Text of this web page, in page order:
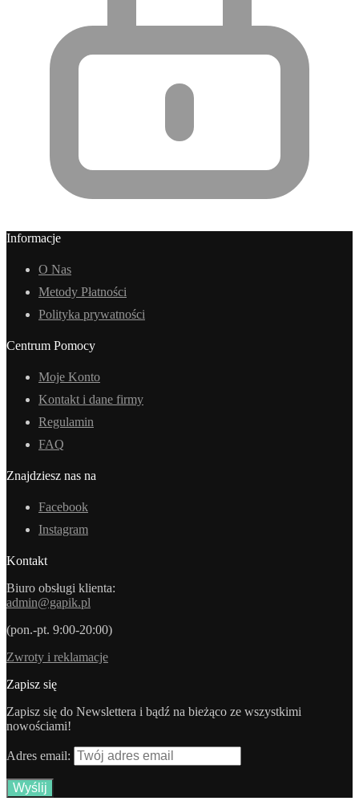
Informacje
O Nas
Metody Płatności
Polityka prywatności
Centrum Pomocy
Moje Konto
Kontakt i dane firmy
Regulamin
FAQ
Znajdziesz nas na
Facebook
Instagram
Kontakt
Biuro obsługi klienta:
admin@gapik.pl
(pon.-pt. 9:00-20:00)
Zwroty i reklamacje
Zapisz się
Zapisz się do Newslettera i bądź na bieżąco ze wszystkimi
nowościami!
Adres email: